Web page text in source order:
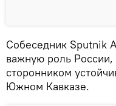
Собеседник Sputnik
важную роль России,
сторонником
Южном Кавказе.